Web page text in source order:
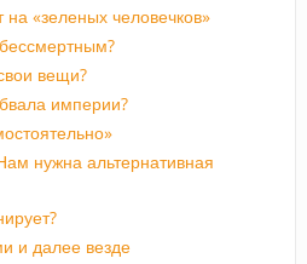
на «зеленых человечков»
вещи?
империи?
нужна альтернативная
и далее везде